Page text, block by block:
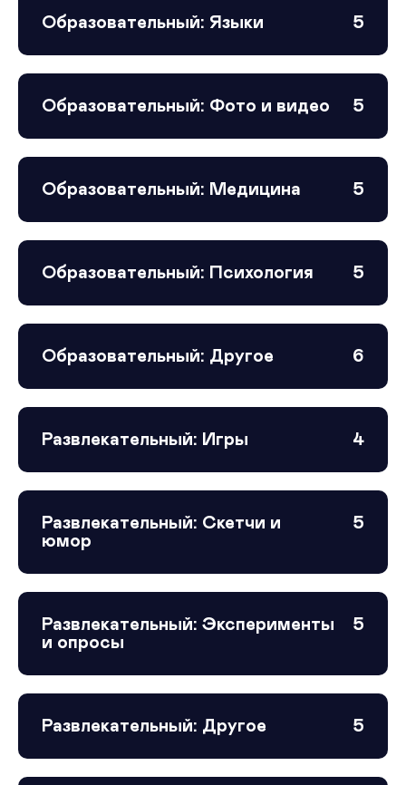
Образовательный: Языки 5
Образовательный: Фото и видео 5
Образовательный: Медицина 5
Образовательный: Психология 5
Образовательный: Другое 6
Развлекательный: Игры 4
Развлекательный: Скетчи и
юмор
5
Развлекательный: Эксперименты
и опросы
5
Развлекательный: Другое 5